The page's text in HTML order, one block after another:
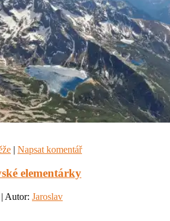
| Napsat komentář
elementárky
| Autor: Jaroslav